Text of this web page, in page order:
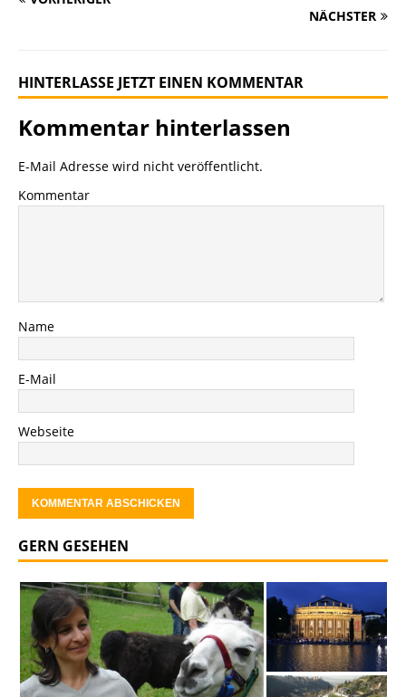
NÄCHSTER
HINTERLASSE JETZT EINEN KOMMENTAR
Kommentar hinterlassen
E-Mail Adresse wird nicht veröffentlicht.
Kommentar
Name
E-Mail
Webseite
GERN GESEHEN